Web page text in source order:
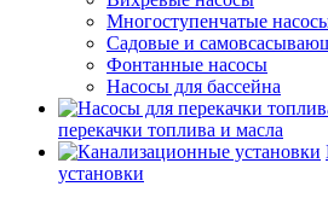
Многоступенчатые
Садовые и
Фонтанные насосы
Насосы для бассейна
перекачки топлива и масла
установки